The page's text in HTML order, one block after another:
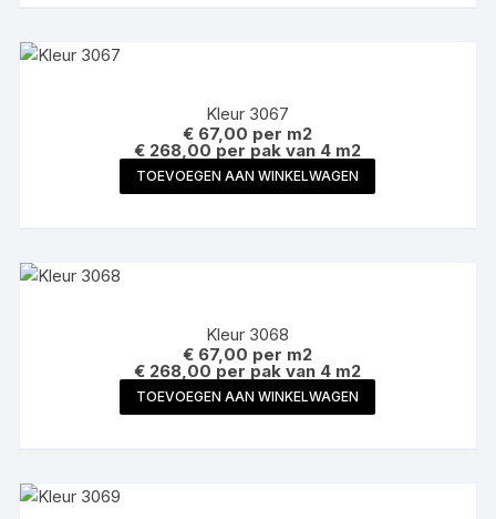
Kleur 3067
€ 67,00 per m2
€ 268,00 per pak van 4 m2
TOEVOEGEN AAN WINKELWAGEN
Kleur 3068
€ 67,00 per m2
€ 268,00 per pak van 4 m2
TOEVOEGEN AAN WINKELWAGEN